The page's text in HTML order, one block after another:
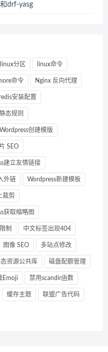
drf-yasg
linux分区 linux命令
命令 Nginx 反向代理
安装配置
态规则
Wordpress创建模版
SEO
建立友情链接
外链 Wordpress新建模板
裁剪
获取缩略图
制 中文标签出现404
图像 SEO 多站点修改
态资源公共库 磁盘配额管理
Emoji 禁用scandir函数
缓存主题 联盟广告代码